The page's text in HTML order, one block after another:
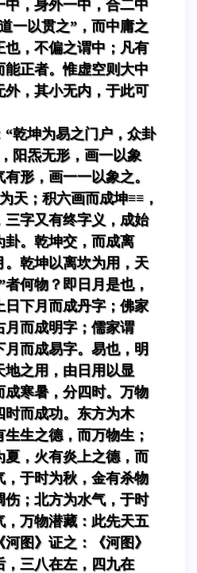
中，身外一中，合二中
一以贯之”，而中庸之
，不偏之谓中；凡有
能正者。惟虚空则大中
，其小无内，于此可
“乾坤为易之门户，众卦
阳炁无形，画一以象
形，画一一以象之。
天；积六画而成坤≡≡，
字又有终字义，成始
卦。乾坤交，而成离
乾坤以离坎为用，天
何物？即日月是也，
日下月而成丹字；佛家
月而成明字；儒家谓
月而成易字。易也，明
之用，由日用以显
成寒暑，分四时。万物
时而成功。东方为木
生之德，而万物生；
，火有炎上之德，而
于时为秋，金有杀物
伤；北方为水气，于时
，万物潜藏：此先天五
图》证之：《河图》
三八在左，四九在